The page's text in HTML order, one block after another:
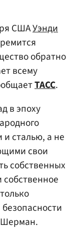
СШАУэнди
обратно
всему
ТАСС.
в эпоху
сталью, а не
свои
собственных
Шерман.